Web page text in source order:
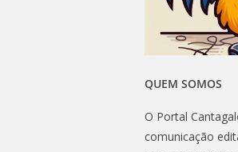
QUEM SOMOS
O Portal
comunicação